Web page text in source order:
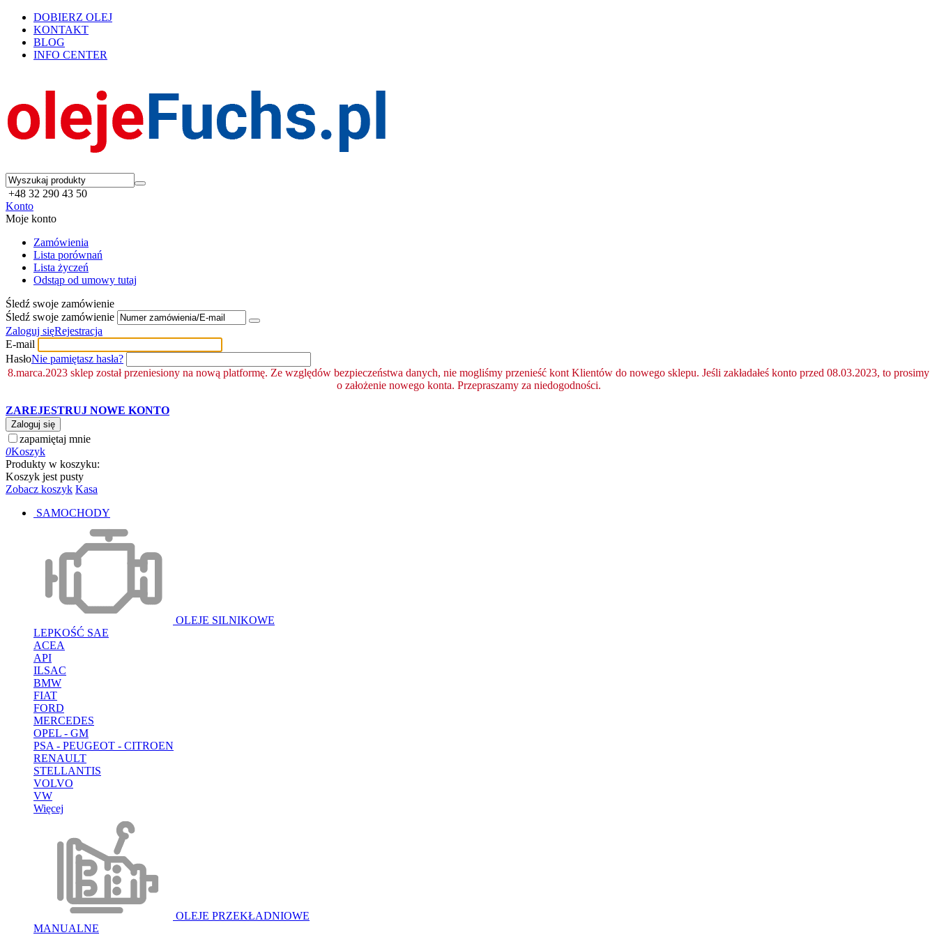
DOBIERZ OLEJ
KONTAKT
BLOG
INFO CENTER
+48 32 290 43 50
Konto
Moje konto
Zamówienia
Lista porównań
Lista życzeń
Odstąp od umowy tutaj
Śledź swoje zamówienie
Śledź swoje zamówienie
Zaloguj sięRejestracja
E-mail
HasłoNie pamiętasz hasła?
8.marca.2023 sklep został przeniesiony na nową platformę. Ze względów bezpieczeństwa danych, nie mogliśmy przenieść kont Klientów do nowego sklepu. Jeśli zakładałeś konto przed 08.03.2023, to prosimy
o założenie nowego konta. Przepraszamy za niedogodności.
ZAREJESTRUJ NOWE KONTO
Zaloguj się
zapamiętaj mnie
0Koszyk
Produkty w koszyku:
Koszyk jest pusty
Zobacz koszyk Kasa
SAMOCHODY
OLEJE SILNIKOWE
LEPKOŚĆ SAE
ACEA
API
ILSAC
BMW
FIAT
FORD
MERCEDES
OPEL - GM
PSA - PEUGEOT - CITROEN
RENAULT
STELLANTIS
VOLVO
VW
Więcej
OLEJE PRZEKŁADNIOWE
MANUALNE